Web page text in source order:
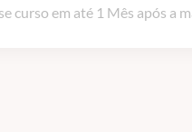
curso em até 1 Mês após a